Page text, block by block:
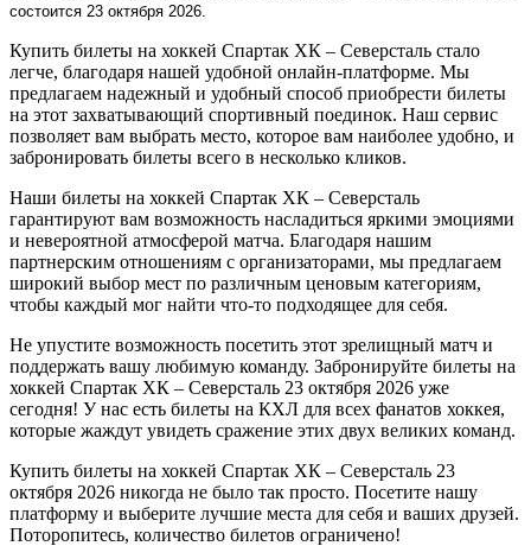
состоится 23 октября 2026.
Купить билеты на хоккей Спартак ХК – Северсталь стало
легче, благодаря нашей удобной онлайн-платформе. Мы
предлагаем надежный и удобный способ приобрести билеты
на этот захватывающий спортивный поединок. Наш сервис
позволяет вам выбрать место, которое вам наиболее удобно, и
забронировать билеты всего в несколько кликов.
Наши билеты на хоккей Спартак ХК – Северсталь
гарантируют вам возможность насладиться яркими эмоциями
и невероятной атмосферой матча. Благодаря нашим
партнерским отношениям с организаторами, мы предлагаем
широкий выбор мест по различным ценовым категориям,
чтобы каждый мог найти что-то подходящее для себя.
Не упустите возможность посетить этот зрелищный матч и
поддержать вашу любимую команду. Забронируйте билеты на
хоккей Спартак ХК – Северсталь 23 октября 2026 уже
сегодня! У нас есть билеты на КХЛ для всех фанатов хоккея,
которые жаждут увидеть сражение этих двух великих команд.
Купить билеты на хоккей Спартак ХК – Северсталь 23
октября 2026 никогда не было так просто. Посетите нашу
платформу и выберите лучшие места для себя и ваших друзей.
Поторопитесь, количество билетов ограничено!